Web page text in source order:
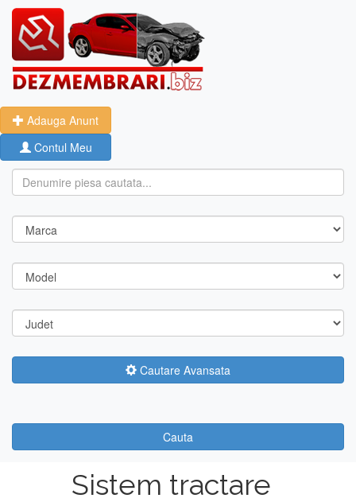
Adauga Anunt
Contul Meu
Cautare Avansata
Cauta
Sistem tractare